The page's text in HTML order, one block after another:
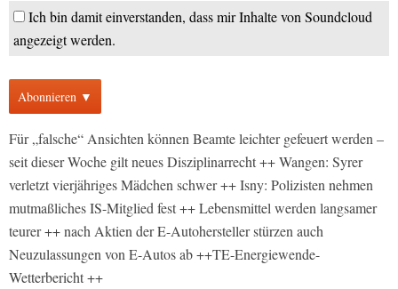
Ich bin damit einverstanden, dass mir Inhalte von Soundcloud
angezeigt werden.
Abonnieren ▼
Für „falsche“ Ansichten können Beamte leichter gefeuert werden –
seit dieser Woche gilt neues Disziplinarrecht ++ Wangen: Syrer
verletzt vierjähriges Mädchen schwer ++ Isny: Polizisten nehmen
mutmaßliches IS-Mitglied fest ++ Lebensmittel werden langsamer
teurer ++ nach Aktien der E-Autohersteller stürzen auch
Neuzulassungen von E-Autos ab ++TE-Energiewende-
Wetterbericht ++